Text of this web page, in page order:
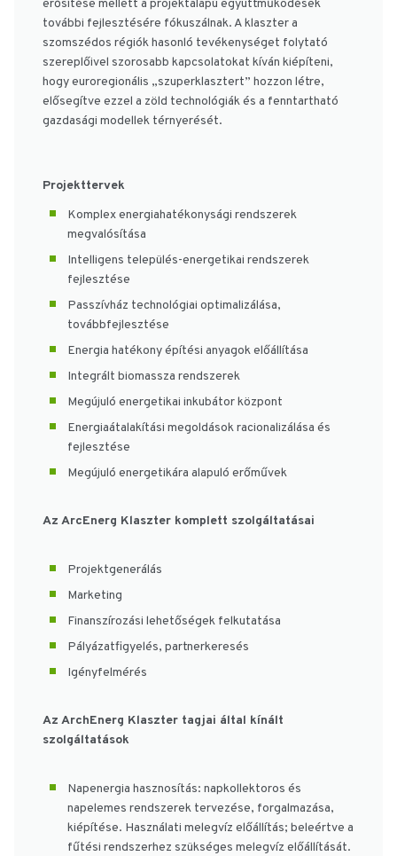
erősítése mellett a projektalapú együttműködések
további fejlesztésére fókuszálnak. A klaszter a
szomszédos régiók hasonló tevékenységet folytató
szereplőivel szorosabb kapcsolatokat kíván kiépíteni,
hogy euroregionális „szuperklasztert” hozzon létre,
elősegítve ezzel a zöld technológiák és a fenntartható
gazdasági modellek térnyerését.
Projekttervek
Komplex energiahatékonysági rendszerek
megvalósítása
Intelligens település-energetikai rendszerek
fejlesztése
Passzívház technológiai optimalizálása,
továbbfejlesztése
Energia hatékony építési anyagok előállítása
Integrált biomassza rendszerek
Megújuló energetikai inkubátor központ
Energiaátalakítási megoldások racionalizálása és
fejlesztése
Megújuló energetikára alapuló erőművek
Az ArcEnerg Klaszter komplett szolgáltatásai
Projektgenerálás
Marketing
Finanszírozási lehetőségek felkutatása
Pályázatfigyelés, partnerkeresés
Igényfelmérés
Az ArchEnerg Klaszter tagjai által kínált
szolgáltatások
Napenergia hasznosítás: napkollektoros és
napelemes rendszerek tervezése, forgalmazása,
kiépítése. Használati melegvíz előállítás; beleértve a
fűtési rendszerhez szükséges melegvíz előállítását.